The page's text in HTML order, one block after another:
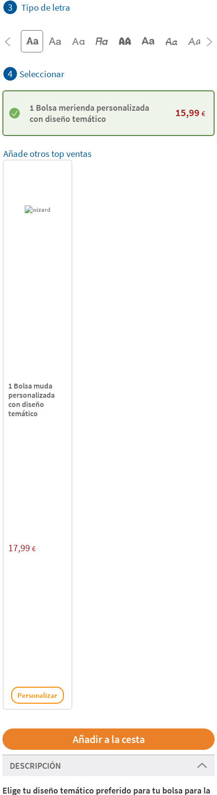
3 Tipo de letra
4 Seleccionar
1 Bolsa merienda personalizada
con diseño temático
15,99 €
Añade otros top ventas
1 Bolsa muda
personalizada
con diseño
temático
17,99 €
Personalizar
DESCRIPCIÓN
Elige tu diseño temático preferido para tu bolsa para la